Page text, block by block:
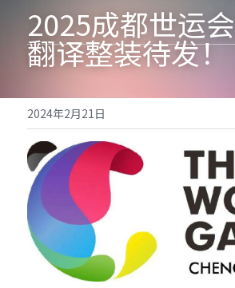
留学移民翻译
企业商务翻译
医学病历翻译
口译同传
NAATI认证翻译
NZTA 认证翻译
德国宣誓翻译
护照翻译
驾照翻译
身份证户口本
银行流水
出生证结婚证
无犯罪记录证明
病历处方笺
成功案例
法律翻译案例
留学移民翻译案例
企业商务与出海案例
医学病历翻译案例
口译同传案例
办事指南
证件翻译指南
留学移民材料指南
企业商务与出海指南
医学病历翻译指南
口译同传指南
英语翻译
法语西班牙语翻译意大利语翻译
日语翻译韩语翻译
俄语翻译波兰语翻译
泰语老挝语等小语种
关于翰译
公司介绍
城市服务
成都翻译服务
重庆翻译服务
翻译资质
合作客户
发送文件获取报价
2025成都世运会
翻译整装待发！
2024年2月21日